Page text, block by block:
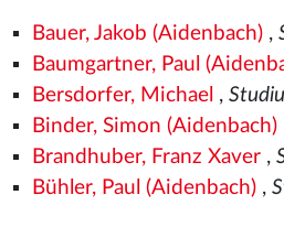
Bauer, Jakob (Aidenbach),
Baumgartner, Paul
Bersdorfer, Michael ,
Binder, Simon (Aidenbach)
Brandhuber, Franz Xaver,
Bühler, Paul (Aidenbach),